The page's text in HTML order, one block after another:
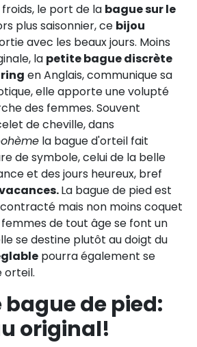
le port de la bague sur le
plus saisonnier, ce bijou
avec les beaux jours. Moins
la petite bague discrète
en Anglais, communique sa
elle apporte une volupté
des femmes. Souvent
de cheville, dans
la bague d'orteil fait
de symbole, celui de la belle
et des jours heureux, bref
La bague de pied est
mais non moins coquet
de tout âge se font un
se destine plutôt au doigt du
pourra également se
orteil.
de pied:
original!